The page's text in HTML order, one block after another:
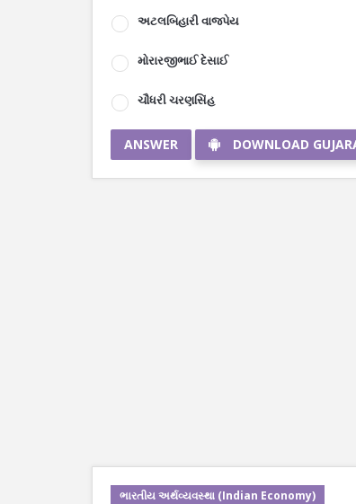
અટલબિહારી વાજપેય
મોરારજીભાઈ દેસાઈ
ચૌધરી ચરણસિંહ
ANSWER DOWNLOAD
ભારતીય અર્થવ્યવસ્થા (Indian Economy)